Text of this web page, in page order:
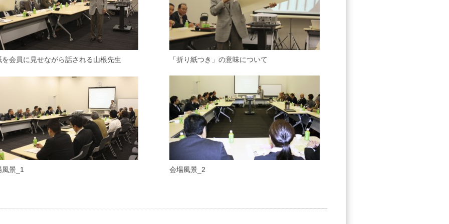
を会員に見せながら話される山根先生 「折り紙つき」の意味について
風景_1 会場風景_2